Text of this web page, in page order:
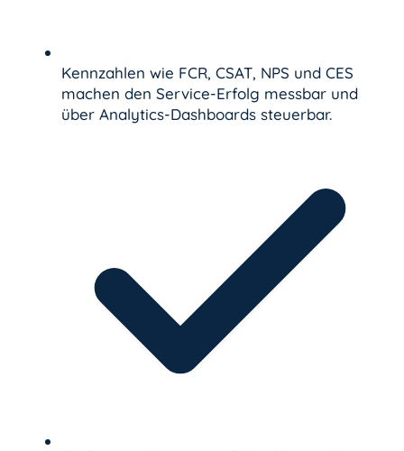
Kennzahlen wie FCR, CSAT, NPS und CES
machen den Service-Erfolg messbar und
über Analytics-Dashboards steuerbar.